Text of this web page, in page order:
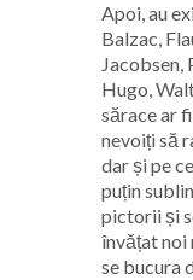
Apoi, au
Balzac,
Jacobsen,
Hugo,
sărace ar
nevoiți să
dar și pe
puțin
pictorii și
învățat noi
se bucura